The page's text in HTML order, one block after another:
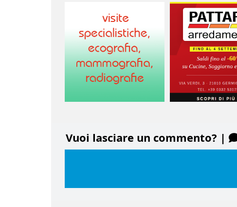
Vuoi lasciare un commento? |